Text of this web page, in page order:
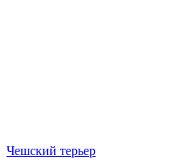
Чешский терьер